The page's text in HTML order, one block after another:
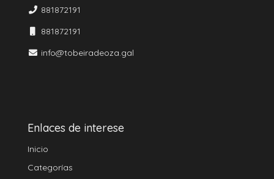
881872191
881872191
info@tobeiradeoza.gal
Enlaces de interese
Inicio
Categorías